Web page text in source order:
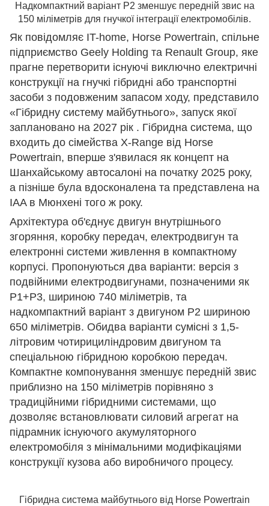
Надкомпактний варіант P2 зменшує передній звис на
150 міліметрів для гнучкої інтеграції електромобілів.
Як повідомляє IT-home, Horse Powertrain, спільне
підприємство Geely Holding та Renault Group, яке
прагне перетворити існуючі виключно електричні
конструкції на гнучкі гібридні або транспортні
засоби з подовженим запасом ходу, представило
«Гібридну систему майбутнього», запуск якої
заплановано на 2027 рік . Гібридна система, що
входить до сімейства X-Range від Horse
Powertrain, вперше з'явилася як концепт на
Шанхайському автосалоні на початку 2025 року,
а пізніше була вдосконалена та представлена ​​на
IAA в Мюнхені того ж року.
Архітектура об'єднує двигун внутрішнього
згоряння, коробку передач, електродвигун та
електронні системи живлення в компактному
корпусі. Пропонуються два варіанти: версія з
подвійними електродвигунами, позначеними як
P1+P3, шириною 740 міліметрів, та
надкомпактний варіант з двигуном P2 шириною
650 міліметрів. Обидва варіанти сумісні з 1,5-
літровим чотирициліндровим двигуном та
спеціальною гібридною коробкою передач.
Компактне компонування зменшує передній звис
приблизно на 150 міліметрів порівняно з
традиційними гібридними системами, що
дозволяє встановлювати силовий агрегат на
підрамник існуючого акумуляторного
електромобіля з мінімальними модифікаціями
конструкції кузова або виробничого процесу.
Гібридна система майбутнього від Horse Powertrain